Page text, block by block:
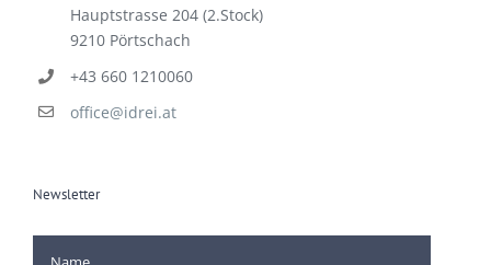
Hauptstrasse 204 (2.Stock)
9210 Pörtschach
+43 660 1210060
office@idrei.at
Newsletter